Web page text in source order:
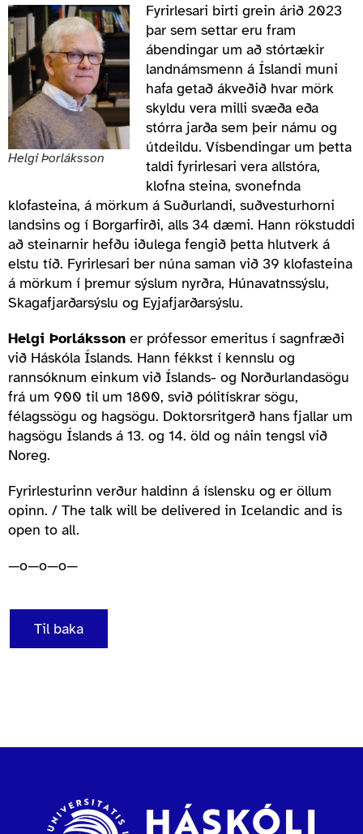
Helgi Þorláksson
Fyrirlesari birti grein árið 2023
þar sem settar eru fram
ábendingar um að stórtækir
landnámsmenn á Íslandi muni
hafa getað ákveðið hvar mörk
skyldu vera milli svæða eða
stórra jarða sem þeir námu og
útdeildu. Vísbendingar um þetta
taldi fyrirlesari vera allstóra,
klofna steina, svonefnda
klofasteina, á mörkum á Suðurlandi, suðvesturhorni
landsins og í Borgarfirði, alls 34 dæmi. Hann rökstuddi
að steinarnir hefðu iðulega fengið þetta hlutverk á
elstu tíð. Fyrirlesari ber núna saman við 39 klofasteina
á mörkum í þremur sýslum nyrðra, Húnavatnssýslu,
Skagafjarðarsýslu og Eyjafjarðarsýslu.
Helgi Þorláksson er prófessor emeritus í sagnfræði
við Háskóla Íslands. Hann fékkst í kennslu og
rannsóknum einkum við Íslands- og Norðurlandasögu
frá um 900 til um 1800, svið pólitískrar sögu,
félagssögu og hagsögu. Doktorsritgerð hans fjallar um
hagsögu Íslands á 13. og 14. öld og náin tengsl við
Noreg.
Fyrirlesturinn verður haldinn á íslensku og er öllum
opinn. / The talk will be delivered in Icelandic and is
open to all.
—o—o—o—
Til baka